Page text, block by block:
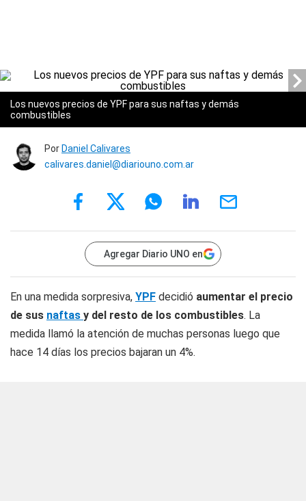
Los nuevos precios de YPF para sus naftas y demás
combustibles
Por Daniel Calivares
calivares.daniel@diariouno.com.ar
Agregar Diario UNO en
En una medida sorpresiva, YPF decidió aumentar el precio
de sus naftas y del resto de los combustibles. La
medida llamó la atención de muchas personas luego que
hace 14 días los precios bajaran un 4%.